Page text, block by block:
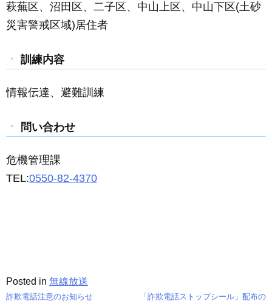
萩蕪区、沼田区、二子区、中山上区、中山下区(土砂
災害警戒区域)居住者
訓練内容
情報伝達、避難訓練
問い合わせ
危機管理課
TEL:0550-82-4370
Posted in 無線放送
詐欺電話注意のお知らせ
「詐欺電話ストップシール」配布の